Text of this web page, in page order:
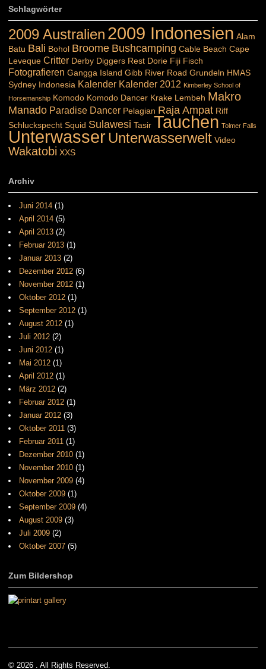
Schlagwörter
2009 Australien 2009 Indonesien Alam
Batu Bali Bohol Broome Bushcamping Cable Beach Cape
Leveque Critter Derby Diggers Rest Dorie Fiji Fisch
Fotografieren Gangga Island Gibb River Road Grundeln HMAS
Sydney Indonesia Kalender Kalender 2012 Kimberley School of
Horsemanship Komodo Komodo Dancer Krake Lembeh Makro
Manado Paradise Dancer Pelagian Raja Ampat Riff
Schluckspecht Squid Sulawesi Tasir Tauchen Tolmer Falls
UnterwasserUnterwasserwelt Video
Wakatobi XXS
Archiv
Juni 2014 (1)
April 2014 (5)
April 2013 (2)
Februar 2013 (1)
Januar 2013 (2)
Dezember 2012 (6)
November 2012 (1)
Oktober 2012 (1)
September 2012 (1)
August 2012 (1)
Juli 2012 (2)
Juni 2012 (1)
Mai 2012 (1)
April 2012 (1)
März 2012 (2)
Februar 2012 (1)
Januar 2012 (3)
Oktober 2011 (3)
Februar 2011 (1)
Dezember 2010 (1)
November 2010 (1)
November 2009 (4)
Oktober 2009 (1)
September 2009 (4)
August 2009 (3)
Juli 2009 (2)
Oktober 2007 (5)
Zum Bildershop
© 2026 . All Rights Reserved.